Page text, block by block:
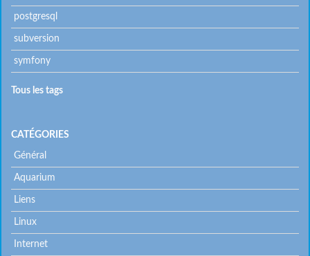
postgresql
subversion
symfony
Tous les tags
CATÉGORIES
Général
Aquarium
Liens
Linux
Internet